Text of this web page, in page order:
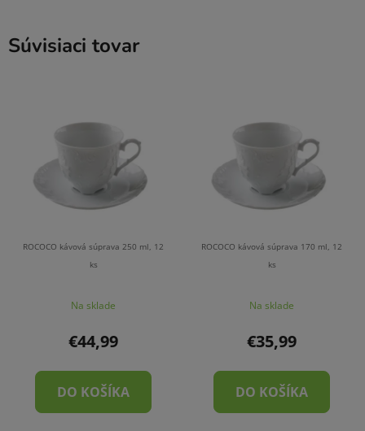
Súvisiaci tovar
ROCOCO kávová súprava 250 ml, 12
ks
Na sklade
€44,99
DO KOŠÍKA
ROCOCO kávová súprava 170 ml, 12
ks
Na sklade
€35,99
DO KOŠÍKA